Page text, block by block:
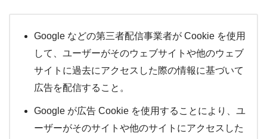
Google などの第三者配信事業者が Cookie を使用
して、ユーザーがそのウェブサイトや他のウェブ
サイトに過去にアクセスした際の情報に基づいて
広告を配信すること。
Google が広告 Cookie を使用することにより、ユ
ーザーがそのサイトや他のサイトにアクセスした